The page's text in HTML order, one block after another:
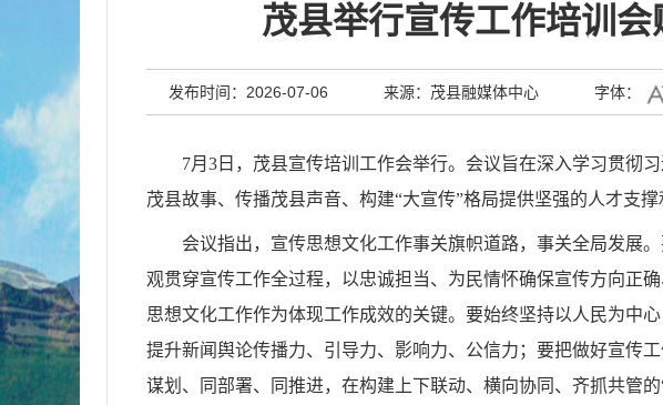
茂县举行宣传工作培训
发布时间：2026-07-06 来源：茂县融媒体中心 字体：
7月3日，茂县宣传培训工作会举行。会议旨在深入学习贯彻
茂县故事、传播茂县声音、构建“大宣传”格局提供坚强的人才支撑
会议指出，宣传思想文化工作事关旗帜道路，事关全局发展
观贯穿宣传工作全过程，以忠诚担当、为民情怀确保宣传方向正
思想文化工作作为体现工作成效的关键。要始终坚持以人民为中
提升新闻舆论传播力、引导力、影响力、公信力；要把做好宣传
谋划、同部署、同推进，在构建上下联动、横向协同、齐抓共管